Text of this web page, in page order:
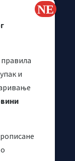
правила
и